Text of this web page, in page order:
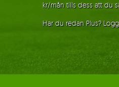
kr/mån tills dess att du
Har du redan Plus?